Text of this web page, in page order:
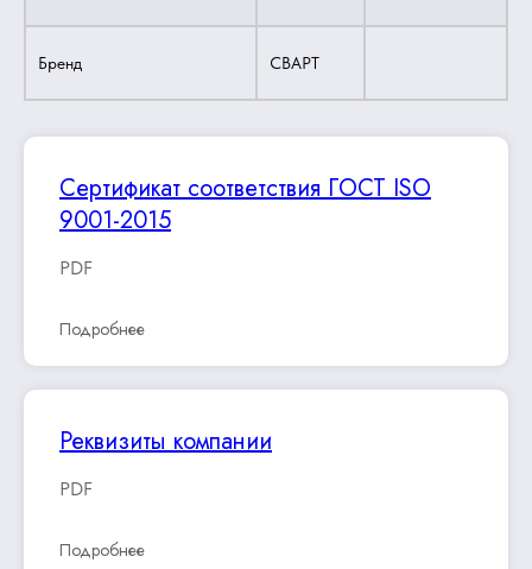
Бренд СВАРТ
Сертификат соответствия ГОСТ ISO
9001-2015
PDF
Подробнее
Реквизиты компании
PDF
Подробнее